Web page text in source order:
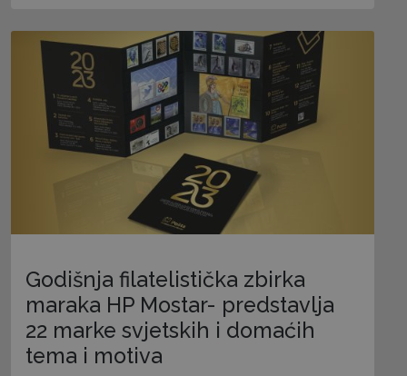
Godišnja filatelistička zbirka
maraka HP Mostar- predstavlja
22 marke svjetskih i domaćih
tema i motiva